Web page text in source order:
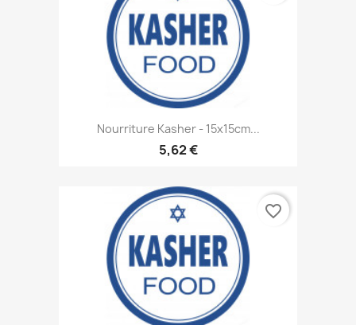
Nourriture Kasher - 15x15cm...
5,62 €
favorite_border